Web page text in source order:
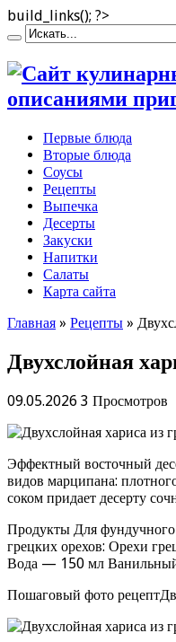
build_links(); ?>
описаниями
Первые блюда
Вторые блюда
Соусы
Рецепты
Выпечка
Десерты
Закуски
Напитки
Салаты
Карта сайта
Главная » Рецепты »
Двухслойная
09.05.2026 3 Просмотров
Эффектный восточный
видов марципана:
соком придает десерту
Продукты Для
грецких орехов: Орехи
Вода — 150 мл
Пошаговый фото